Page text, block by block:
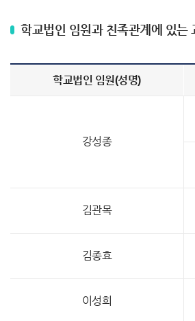
학교법인 임원과 친족관계에 있는
학교법인 임원(성명)
강성종
김관목
김종효
이성희